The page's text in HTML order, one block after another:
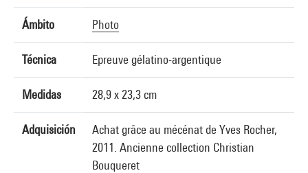
Ámbito Photo
Técnica Epreuve gélatino-argentique
Medidas 28,9 x 23,3 cm
Adquisición
Achat grâce au mécénat de Yves Rocher,
2011. Ancienne collection Christian
Bouqueret